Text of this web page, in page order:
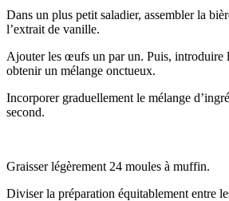
Dans un plus petit saladier, assembler la
l’extrait de vanille.
Ajouter les œufs un par un. Puis, introduire
obtenir un mélange onctueux.
Incorporer graduellement le mélange
second.
Graisser légèrement 24 moules à muffin.
Diviser la préparation équitablement entre